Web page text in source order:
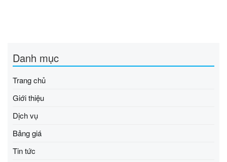
Danh mục
Trang chủ
Giới thiệu
Dịch vụ
Bảng giá
Tin tức